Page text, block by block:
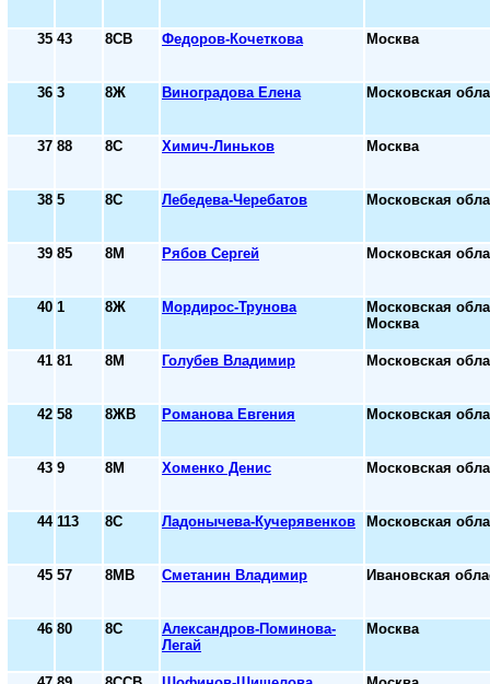
35 43 8СВ Федоров-Кочеткова Москва
36 3 8Ж Виноградова Елена Московская
37 88 8С Химич-Линьков Москва
38 5 8С Лебедева-Черебатов Московская
39 85 8М Рябов Сергей Московская
40 1 8Ж Мордирос-Трунова
Московская
Москва
41 81 8М Голубев Владимир Московская
42 58 8ЖВ Романова Евгения Московская
43 9 8М Хоменко Денис Московская
44 113 8С Ладонычева-Кучерявенков Московская
45 57 8МВ Сметанин Владимир Ивановская
46 80 8С
Александров-Поминова-
Легай
Москва